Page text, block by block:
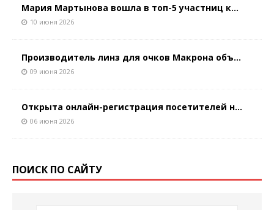
Мария Мартынова вошла в топ-5 участниц к...
10 июня 2026
Производитель линз для очков Макрона объ...
09 июня 2026
Открыта онлайн-регистрация посетителей н...
06 июня 2026
ПОИСК ПО САЙТУ